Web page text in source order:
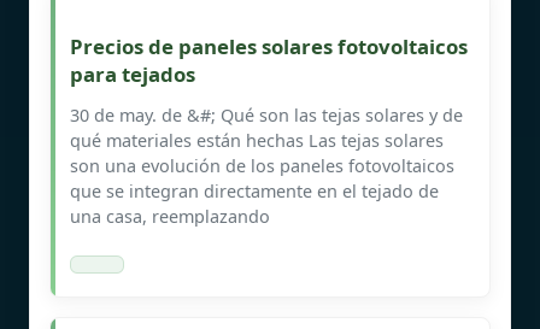
Precios de paneles solares fotovoltaicos
para tejados
30 de may. de &#; Qué son las tejas solares y de
qué materiales están hechas Las tejas solares
son una evolución de los paneles fotovoltaicos
que se integran directamente en el tejado de
una casa, reemplazando